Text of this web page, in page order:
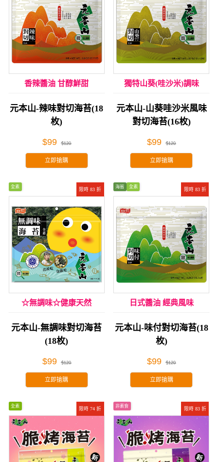
香辣醬油 甘醇鮮甜
元本山-辣味對切海苔(18
枚)
$99 $120
立即搶購
獨特山葵(哇沙米)調味
元本山-山葵哇沙米風味
對切海苔(16枚)
$99 $120
立即搶購
限時 83 折
全素
☆無調味☆健康天然
元本山-無調味對切海苔
(18枚)
$99 $120
立即搶購
限時 83 折
海苔 全素
日式醬油 經典風味
元本山-味付對切海苔(18
枚)
$99 $120
立即搶購
限時 74 折
全素
限時 83 折
非素食